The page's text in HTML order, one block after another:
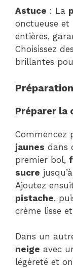
Astuce : La
onctueuse et
entières,
Choisissez des
brillantes
Préparer la
Commencez
jaunes dans
premier bol,
sucre
Ajoutez
pistache,
crème lisse
Dans un
neige avec
légèreté et